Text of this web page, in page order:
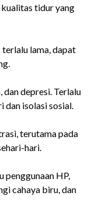
tidur yang
lama, dapat
depresi. Terlalu
dan isolasi sosial.
terutama pada
hari.
HP,
cahaya biru, dan